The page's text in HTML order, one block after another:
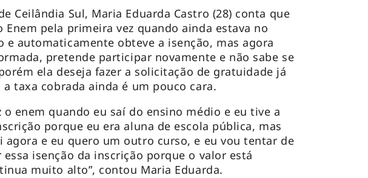
Ceilândia Sul, Maria Eduarda Castro (28) conta que
Enem pela primeira vez quando ainda estava no
e automaticamente obteve a isenção, mas agora
pretende participar novamente e não sabe se
ela deseja fazer a solicitação de gratuidade já
a taxa cobrada ainda é um pouco cara.
o enem quando eu saí do ensino médio e eu tive a
porque eu era aluna de escola pública, mas
agora e eu quero um outro curso, e eu vou tentar de
essa isenção da inscrição porque o valor está
muito alto”, contou Maria Eduarda.